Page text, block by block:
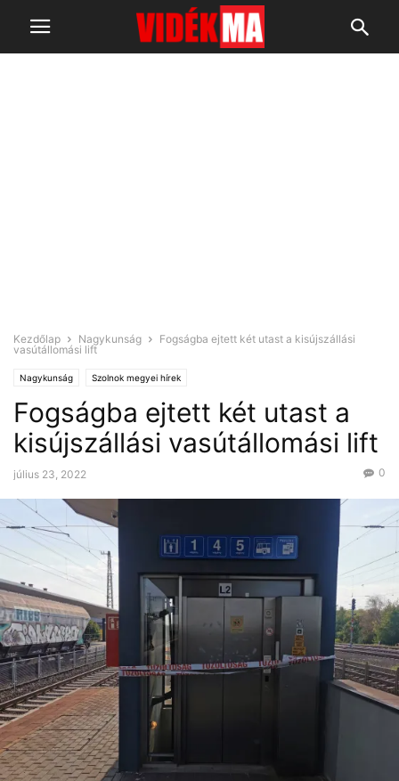
Kezdőlap Nagykunság
Fogságba ejtett két utast a kisújszállási
vasútállomási lift
Nagykunság Szolnok megyei hírek
Fogságba ejtett két utast a
kisújszállási vasútállomási lift
július 23, 2022 0